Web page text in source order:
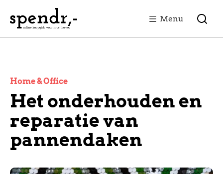
Menu
Home & Office
Het onderhouden en
reparatie van
pannendaken